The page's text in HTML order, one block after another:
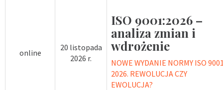
online
20 listopada
2026 r.
ISO 9001:2026 –
analiza zmian i
wdrożenie
NOWE WYDANIE NORMY ISO
2026. REWOLUCJA CZY
EWOLUCJA?